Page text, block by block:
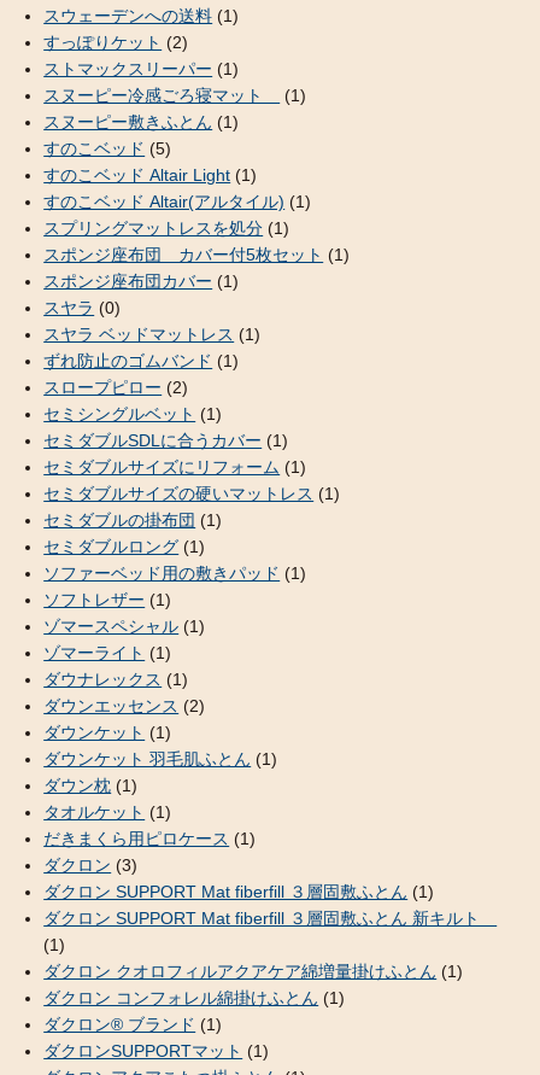
スウェーデンへの送料 (1)
すっぽりケット (2)
ストマックスリーパー (1)
スヌーピー冷感ごろ寝マット
(1)
スヌーピー敷きふとん (1)
すのこベッド (5)
すのこベッド Altair Light (1)
すのこベッド Altair(アルタイル) (1)
スプリングマットレスを処分 (1)
スポンジ座布団 カバー付5枚セット (1)
スポンジ座布団カバー (1)
スヤラ (0)
スヤラ ベッドマットレス (1)
ずれ防止のゴムバンド (1)
スロープピロー (2)
セミシングルベット (1)
セミダブルSDLに合うカバー (1)
セミダブルサイズにリフォーム (1)
セミダブルサイズの硬いマットレス (1)
セミダブルの掛布団 (1)
セミダブルロング (1)
ソファーベッド用の敷きパッド (1)
ソフトレザー (1)
ゾマースペシャル (1)
ゾマーライト (1)
ダウナレックス (1)
ダウンエッセンス (2)
ダウンケット (1)
ダウンケット 羽毛肌ふとん (1)
ダウン枕 (1)
タオルケット (1)
だきまくら用ピロケース (1)
ダクロン (3)
ダクロン SUPPORT Mat fiberfill ３層固敷ふとん (1)
ダクロン SUPPORT Mat fiberfill ３層固敷ふとん 新キルト
(1)
ダクロン クオロフィルアクアケア綿増量掛けふとん (1)
ダクロン コンフォレル綿掛けふとん (1)
ダクロン® ブランド (1)
ダクロンSUPPORTマット (1)